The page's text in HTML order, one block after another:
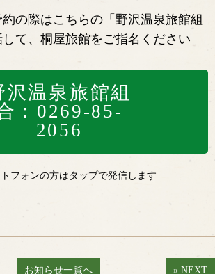
の際はこちらの「野沢温泉旅館組
て、桐屋旅館をご指名ください
沢温泉旅館組
：0269-85-
2056
フォンの方はタップで発信します
お知らせ一覧へ » NEXT